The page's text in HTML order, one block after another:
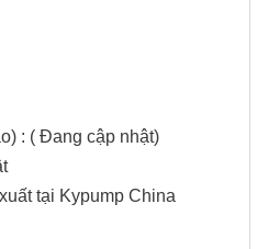
: ( Đang cập nhật)
tại Kypump China